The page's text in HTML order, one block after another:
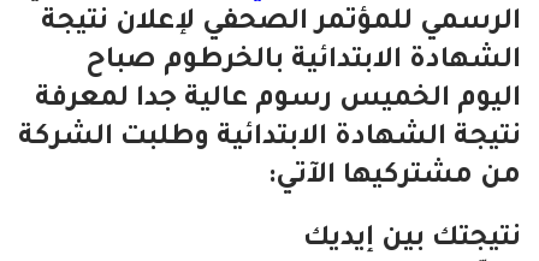
الرسمي للمؤتمر الصحفي لإعلان نتيجة
الشهادة الابتدائية بالخرطوم صباح
اليوم الخميس رسوم عالية جدا لمعرفة
نتيجة الشهادة الابتدائية وطلبت الشركة
من مشتركيها الآتي:
نتيجتك بين إيديك